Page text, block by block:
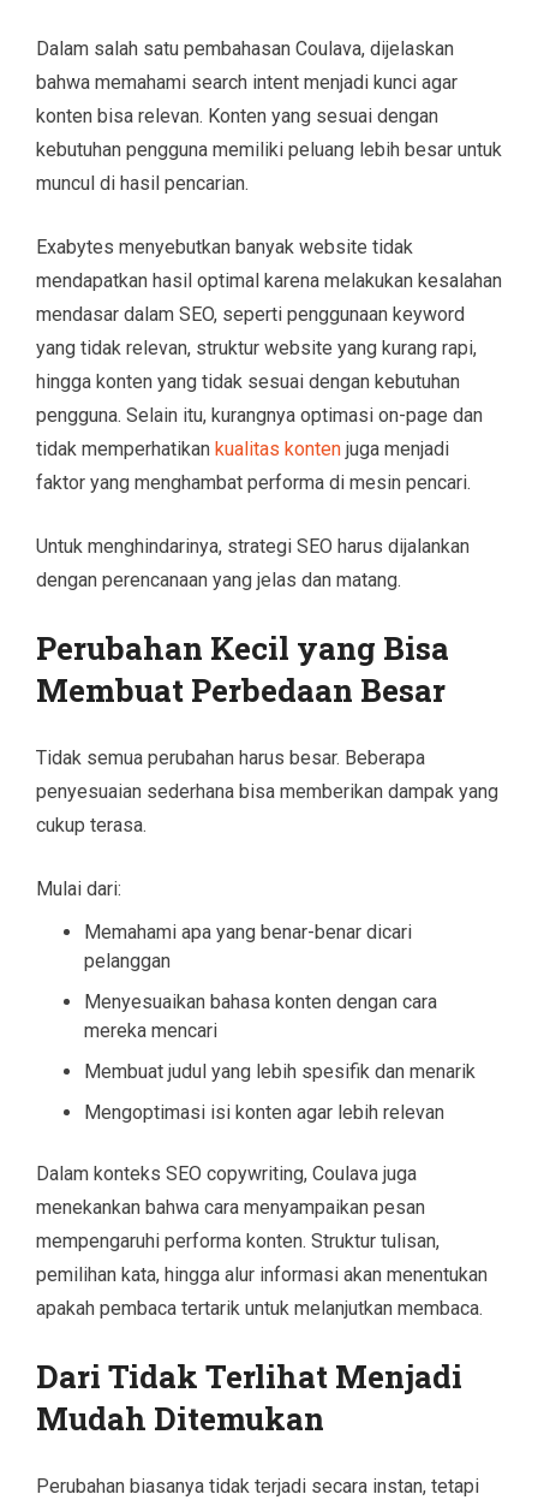
Dalam salah satu pembahasan Coulava, dijelaskan
bahwa memahami search intent menjadi kunci agar
konten bisa relevan. Konten yang sesuai dengan
kebutuhan pengguna memiliki peluang lebih besar untuk
muncul di hasil pencarian.
Exabytes menyebutkan banyak website tidak
mendapatkan hasil optimal karena melakukan kesalahan
mendasar dalam SEO, seperti penggunaan keyword
yang tidak relevan, struktur website yang kurang rapi,
hingga konten yang tidak sesuai dengan kebutuhan
pengguna. Selain itu, kurangnya optimasi on-page dan
tidak memperhatikan kualitas konten juga menjadi
faktor yang menghambat performa di mesin pencari.
Untuk menghindarinya, strategi SEO harus dijalankan
dengan perencanaan yang jelas dan matang.
Perubahan Kecil yang Bisa
Membuat Perbedaan Besar
Tidak semua perubahan harus besar. Beberapa
penyesuaian sederhana bisa memberikan dampak yang
cukup terasa.
Mulai dari:
Memahami apa yang benar-benar dicari
pelanggan
Menyesuaikan bahasa konten dengan cara
mereka mencari
Membuat judul yang lebih spesifik dan menarik
Mengoptimasi isi konten agar lebih relevan
Dalam konteks SEO copywriting, Coulava juga
menekankan bahwa cara menyampaikan pesan
mempengaruhi performa konten. Struktur tulisan,
pemilihan kata, hingga alur informasi akan menentukan
apakah pembaca tertarik untuk melanjutkan membaca.
Dari Tidak Terlihat Menjadi
Mudah Ditemukan
Perubahan biasanya tidak terjadi secara instan, tetapi